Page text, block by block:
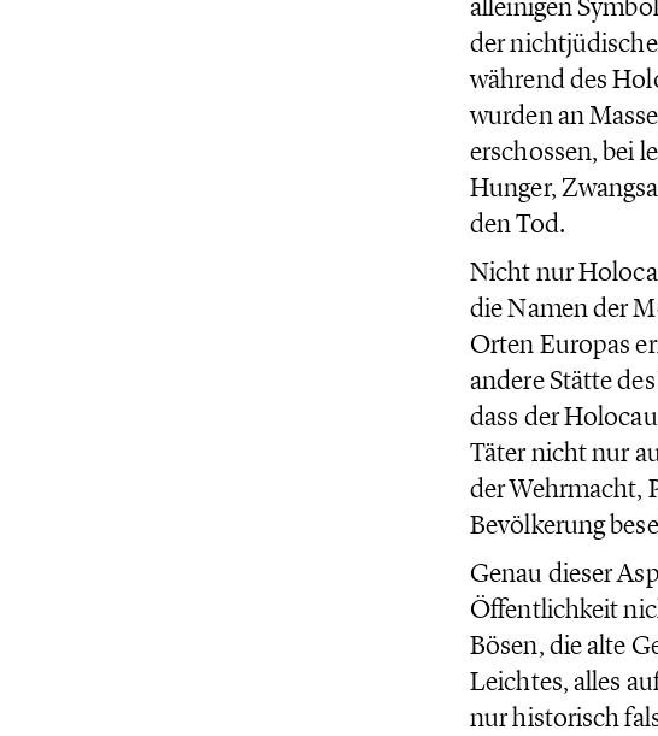
alleinigen
der
während des
wurden an
erschossen, bei
Hunger,
den Tod.
Nicht nur
die Namen der
Orten Europas
andere Stätte
dass der
Täter nicht nur
der Wehrmacht,
Bevölkerung
Genau dieser
Öffentlichkeit
Bösen, die alte
Leichtes, alles
nur historisch